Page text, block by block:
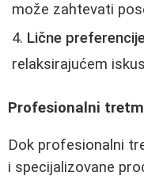
može zahtevati
Lične
relaksirajućem
Profesionalni
Dok profesionalni
i specijalizovane